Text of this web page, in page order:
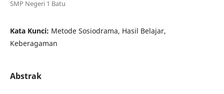
SMP Negeri 1 Batu
Kata Kunci: Metode Sosiodrama, Hasil Belajar,
Keberagaman
Abstrak